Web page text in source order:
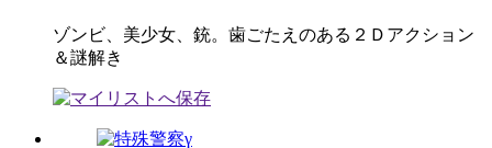
ゾンビ、美少女、銃。歯ごたえのある２Ｄアクション
＆謎解き